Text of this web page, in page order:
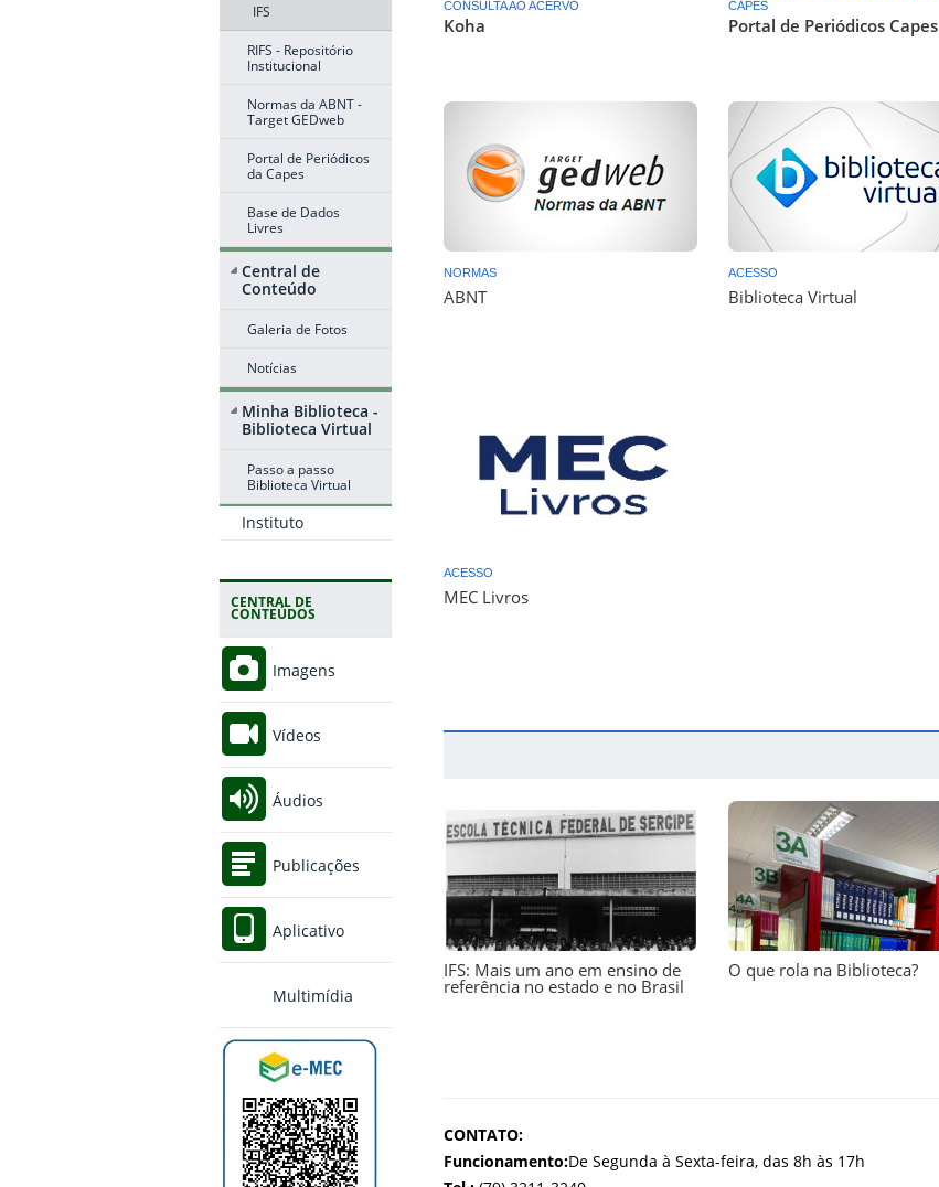
IFS
RIFS - Repositório
Institucional
Normas da ABNT -
Target GEDweb
Portal de Periódicos
da Capes
Base de Dados
Livres
Central de
Conteúdo
Galeria de Fotos
Notícias
Minha Biblioteca -
Biblioteca Virtual
Passo a passo
Biblioteca Virtual
Instituto
CENTRAL DE
CONTEÚDOS
Imagens
Vídeos
Áudios
Publicações
Aplicativo
Multimídia
CONSULTA AO ACERVO
Koha
CAPES
Portal de Periódicos Capes
NORMAS
ABNT
ACESSO
Biblioteca Virtual
ACESSO
MEC Livros
IFS: Mais um ano em ensino de
referência no estado e no Brasil
O que rola na Biblioteca?
CONTATO:
Funcionamento:De Segunda à Sexta-feira, das 8h às 17h